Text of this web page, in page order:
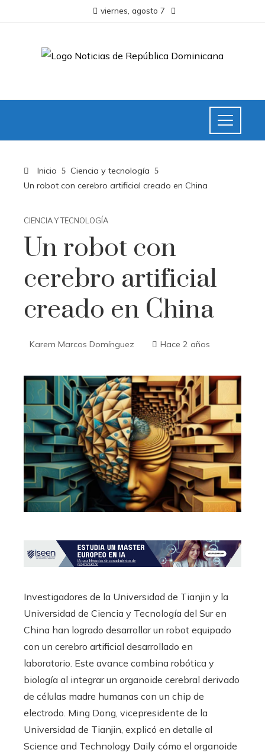
viernes, agosto 7
Inicio
Ciencia y tecnología
Un robot con cerebro artificial creado en China
CIENCIA Y TECNOLOGÍA
Un robot con
cerebro artificial
creado en China
Karem Marcos Domínguez Hace 2 años
Investigadores de la Universidad de Tianjin y la
Universidad de Ciencia y Tecnología del Sur en
China han logrado desarrollar un robot equipado
con un cerebro artificial desarrollado en
laboratorio. Este avance combina robótica y
biología al integrar un organoide cerebral derivado
de células madre humanas con un chip de
electrodo. Ming Dong, vicepresidente de la
Universidad de Tianjin, explicó en detalle al
Science and Technology Daily cómo el organoide